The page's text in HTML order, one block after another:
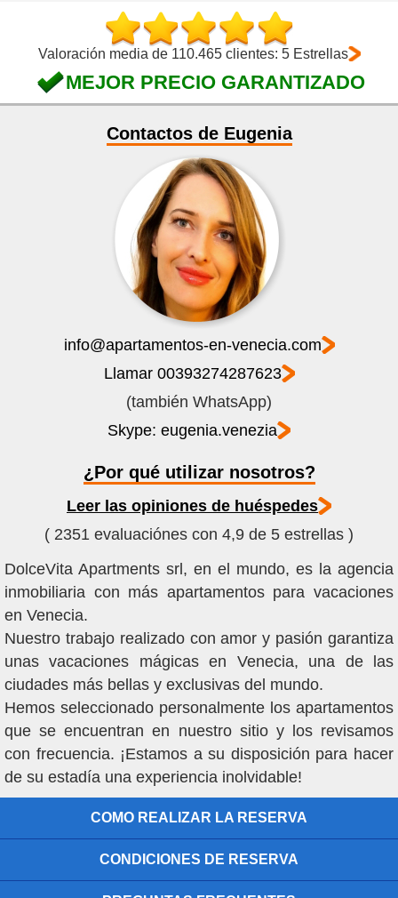
Valoración media de 110.465 clientes: 5 Estrellas
MEJOR PRECIO GARANTIZADO
Contactos de Eugenia
info@apartamentos-en-venecia.com
Llamar 00393274287623
(también WhatsApp)
Skype: eugenia.venezia
¿Por qué utilizar nosotros?
Leer las opiniones de huéspedes
( 2351 evaluaciónes con 4,9 de 5 estrellas )
DolceVita Apartments srl, en el mundo, es la agencia
inmobiliaria con más apartamentos para vacaciones
en Venecia.
Nuestro trabajo realizado con amor y pasión garantiza
unas vacaciones mágicas en Venecia, una de las
ciudades más bellas y exclusivas del mundo.
Hemos seleccionado personalmente los apartamentos
que se encuentran en nuestro sitio y los revisamos
con frecuencia. ¡Estamos a su disposición para hacer
de su estadía una experiencia inolvidable!
COMO REALIZAR LA RESERVA
CONDICIONES DE RESERVA